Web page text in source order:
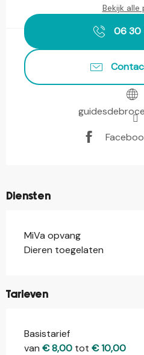
Bekijk alle
06 30
Diensten
MiVa opvang
Dieren toegelaten
Tarieven
Basistarief
van € 8,00 tot € 10,00